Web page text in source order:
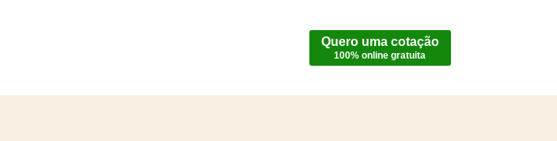
Quero uma cotação
100% online gratuita